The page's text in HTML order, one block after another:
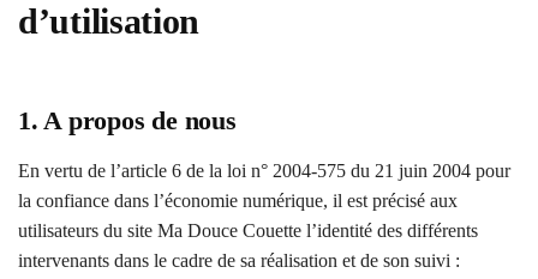
d’utilisation
1. A propos de nous
En vertu de l’article 6 de la loi n° 2004-575 du 21 juin 2004 pour
la confiance dans l’économie numérique, il est précisé aux
utilisateurs du site Ma Douce Couette l’identité des différents
intervenants dans le cadre de sa réalisation et de son suivi :